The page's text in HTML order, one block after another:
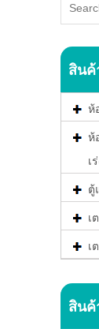
สินค้
ห้
ห้
เ
ตู้
เ
เ
สินค้